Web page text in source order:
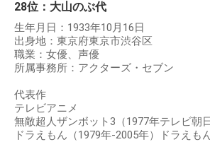
28位：大山のぶ代
生年月日：1933年10月16日
出身地：東京府東京市渋谷区
職業：女優、声優
所属事務所：アクターズ・セブン
代表作
テレビアニメ
無敵超人ザンボット3（1977年テレビ朝
ドラえもん（1979年-2005年）ドラえも